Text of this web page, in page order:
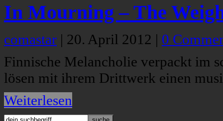
In Mourning – The
comastar | 20. April 2012 | 0
Finnische Melancholie verpackt im
lösen mit ihrem Drittwerk einen
Weiterlesen